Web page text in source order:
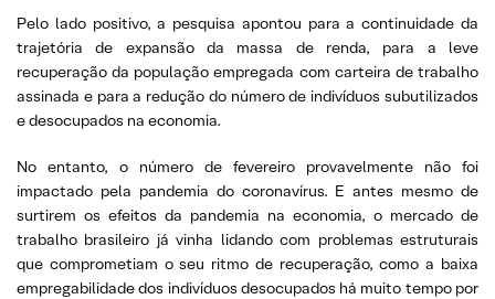
Pelo lado positivo, a pesquisa apontou para a continuidade da
trajetória de expansão da massa de renda, para a leve
recuperação da população empregada com carteira de trabalho
assinada e para a redução do número de indivíduos subutilizados
e desocupados na economia.
No entanto, o número de fevereiro provavelmente não foi
impactado pela pandemia do coronavírus. E antes mesmo de
surtirem os efeitos da pandemia na economia, o mercado de
trabalho brasileiro já vinha lidando com problemas estruturais
que comprometiam o seu ritmo de recuperação, como a baixa
empregabilidade dos indivíduos desocupados há muito tempo por